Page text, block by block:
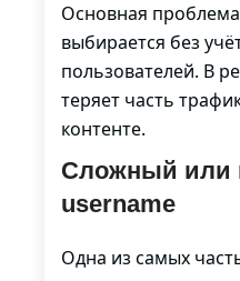
Основная
выбирается без
пользователей. В
теряет часть
контенте.
Сложный или
username
Одна из самых